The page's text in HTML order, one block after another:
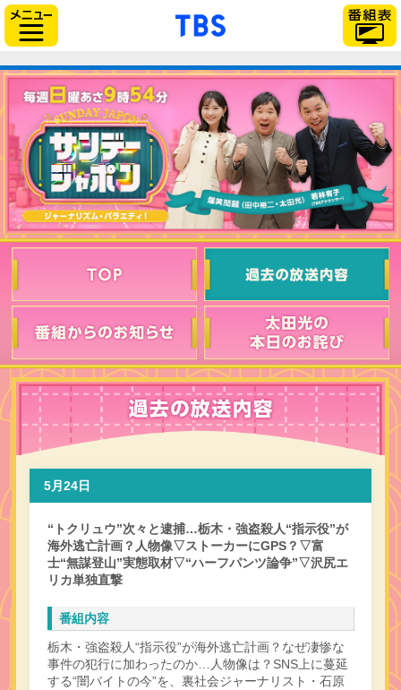
「TBSテレビ」トップ
5月24日
“トクリュウ”次々と逮捕…栃木・強盗殺人“指示役”が
海外逃亡計画？人物像▽ストーカーにGPS？▽富
士“無謀登山”実態取材▽“ハーフパンツ論争”▽沢尻エ
リカ単独直撃
番組内容
栃木・強盗殺人“指示役”が海外逃亡計画？なぜ凄惨な
事件の犯行に加わったのか…人物像は？SNS上に蔓延
する“闇バイトの今”を、裏社会ジャーナリスト・石原